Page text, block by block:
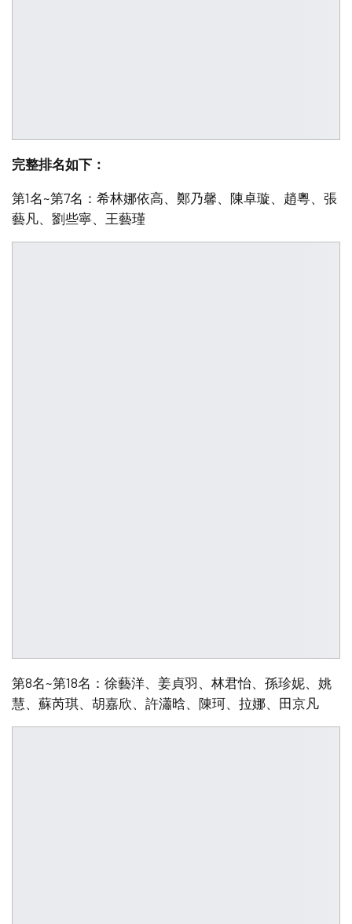
完整排名如下：
第1名~第7名：希林娜依高、鄭乃馨、陳卓璇、趙粵、張
藝凡、劉些寧、王藝瑾
第8名~第18名：徐藝洋、姜貞羽、林君怡、孫珍妮、姚
慧、蘇芮琪、胡嘉欣、許瀟晗、陳珂、拉娜、田京凡